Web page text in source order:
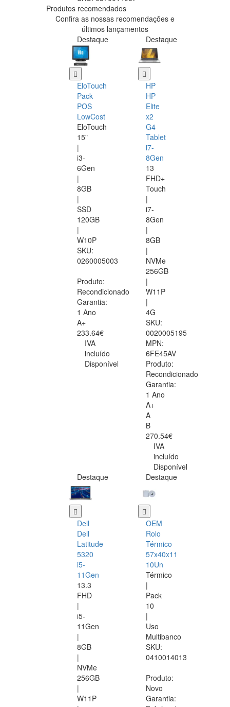
Produtos recomendados
Confira as nossas recomendações e
últimos lançamentos
Destaque
EloTouch
Pack
POS
LowCost
EloTouch
15"
|
i3-
6Gen
|
8GB
|
SSD
120GB
|
W10P
SKU:
0260005003
Produto:
Recondicionado
Garantia:
1 Ano
A+
233.64€
IVA
incluído
Disponível
Destaque
HP
HP
Elite
x2
G4
Tablet
i7-
8Gen
13
FHD+
Touch
|
i7-
8Gen
|
8GB
|
NVMe
256GB
|
W11P
|
4G
SKU:
0020005195
MPN:
6FE45AV
Produto:
Recondicionado
Garantia:
1 Ano
A+
A
B
270.54€
IVA
incluído
Disponível
Destaque
Dell
Dell
Latitude
5320
i5-
11Gen
13.3
FHD
|
i5-
11Gen
|
8GB
|
NVMe
256GB
|
W11P
Destaque
OEM
Rolo
Térmico
57x40x11
10Un
Térmico
|
Pack
10
|
Uso
Multibanco
SKU:
0410014013
Produto:
Novo
Garantia: